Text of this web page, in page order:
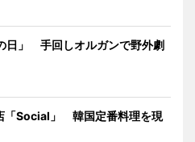
日」 手回しオルガンで野外劇
「Social」 韓国定番料理を現